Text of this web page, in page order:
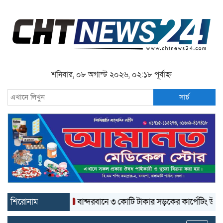
শনিবার, ০৮ অগাস্ট ২০২৬, ০২:১৮ পূর্বাহ্ন
সার্চ
শিরোনাম বান্দরবানে ৩ কোটি টাকার সড়কের কার্পেটিং উঠে যাচ্ছে